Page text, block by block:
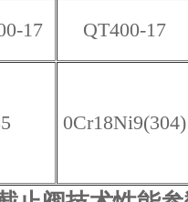
17 QT400-17
0Cr18Ni9(304)